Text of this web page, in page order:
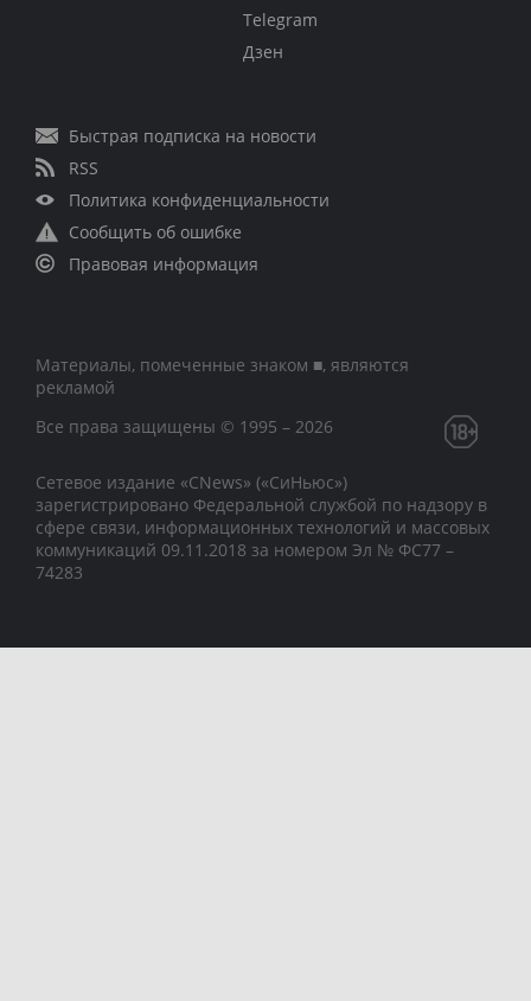
Telegram
Дзен
Быстрая подписка на новости
RSS
Политика конфиденциальности
Сообщить об ошибке
Правовая информация
Материалы, помеченные знаком ■, являются
рекламой
Все права защищены © 1995 – 2026
Сетевое издание «CNews» («СиНьюс»)
зарегистрировано Федеральной службой по надзору в
сфере связи, информационных технологий и массовых
коммуникаций 09.11.2018 за номером Эл № ФС77 –
74283